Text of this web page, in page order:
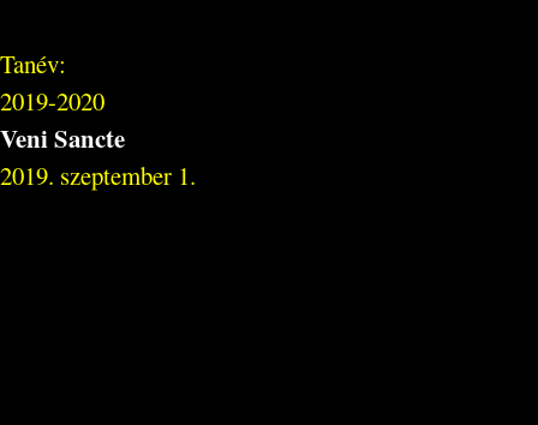
Tanév:
2019-2020
Veni Sancte
2019. szeptember 1.